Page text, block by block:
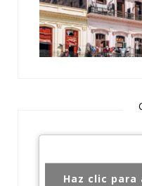
Haz clic